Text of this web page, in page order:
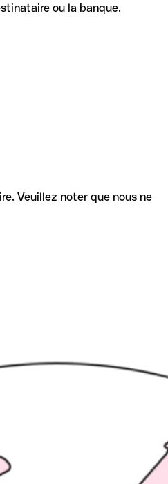
ou la banque.
Veuillez noter que nous ne